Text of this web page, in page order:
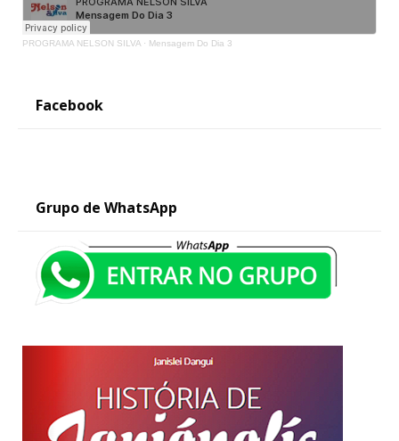
PROGRAMA NELSON SILVA · Mensagem Do Dia 3
Facebook
Grupo de WhatsApp